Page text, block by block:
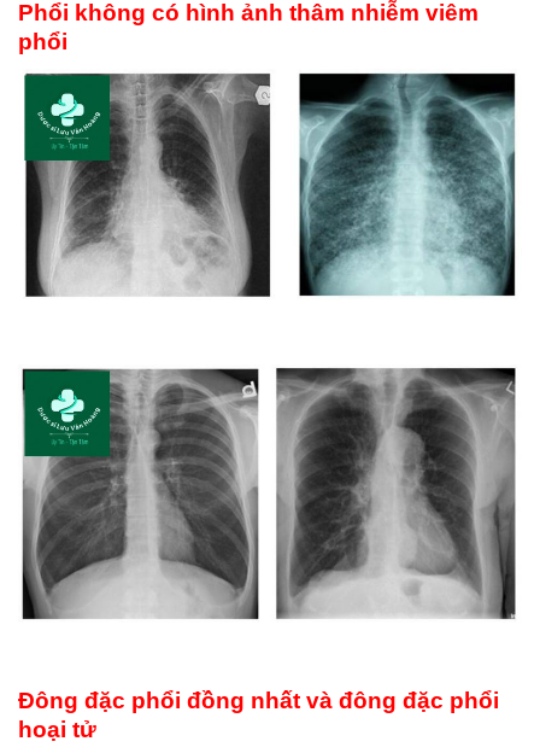
Phổi không có hình ảnh thâm nhiễm viêm
phổi
Đông đặc phổi đồng nhất và đông đặc phổi
hoại tử